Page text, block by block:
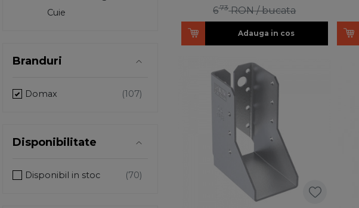
Cuie
Branduri
Domax
Disponibilitate
Disponibil in stoc
673 RON / bucata
Adauga in cos